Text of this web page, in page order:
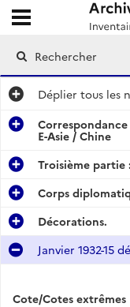
Archives
Ouvrir le menu
Déplier tous les
E-Asie / Chine
Troisième partie
Corps
Décorations.
Janvier 1932-15
Cote/Cotes extrêmes